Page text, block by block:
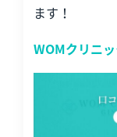
ます！
WOMクリニ